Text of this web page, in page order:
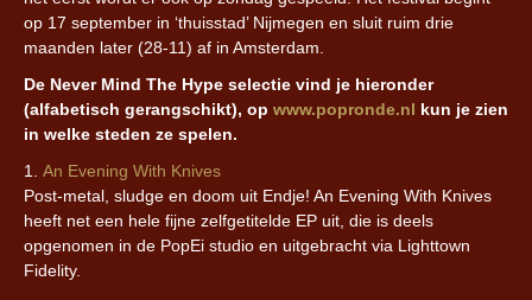
op 17 september in ‘thuisstad’ Nijmegen en sluit ruim drie
maanden later (28-11) af in Amsterdam.
De Never Mind The Hype selectie vind je hieronder
(alfabetisch gerangschikt), op www.popronde.nl kun je zien
in welke steden ze spelen.
1. An Evening With Knives
Post-metal, sludge en doom uit Endje! An Evening With Knives
heeft net een hele fijne zelfgetitelde EP uit, die is deels
opgenomen in de PopEi studio en uitgebracht via Lighttown
Fidelity.